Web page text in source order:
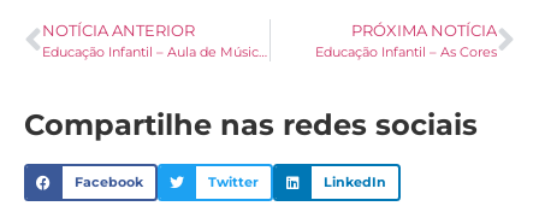
NOTÍCIA ANTERIOR
Educação Infantil – Aula de Música Junina
PRÓXIMA NOTÍCIA
Educação Infantil – As Cores
Compartilhe nas redes sociais
Facebook Twitter LinkedIn